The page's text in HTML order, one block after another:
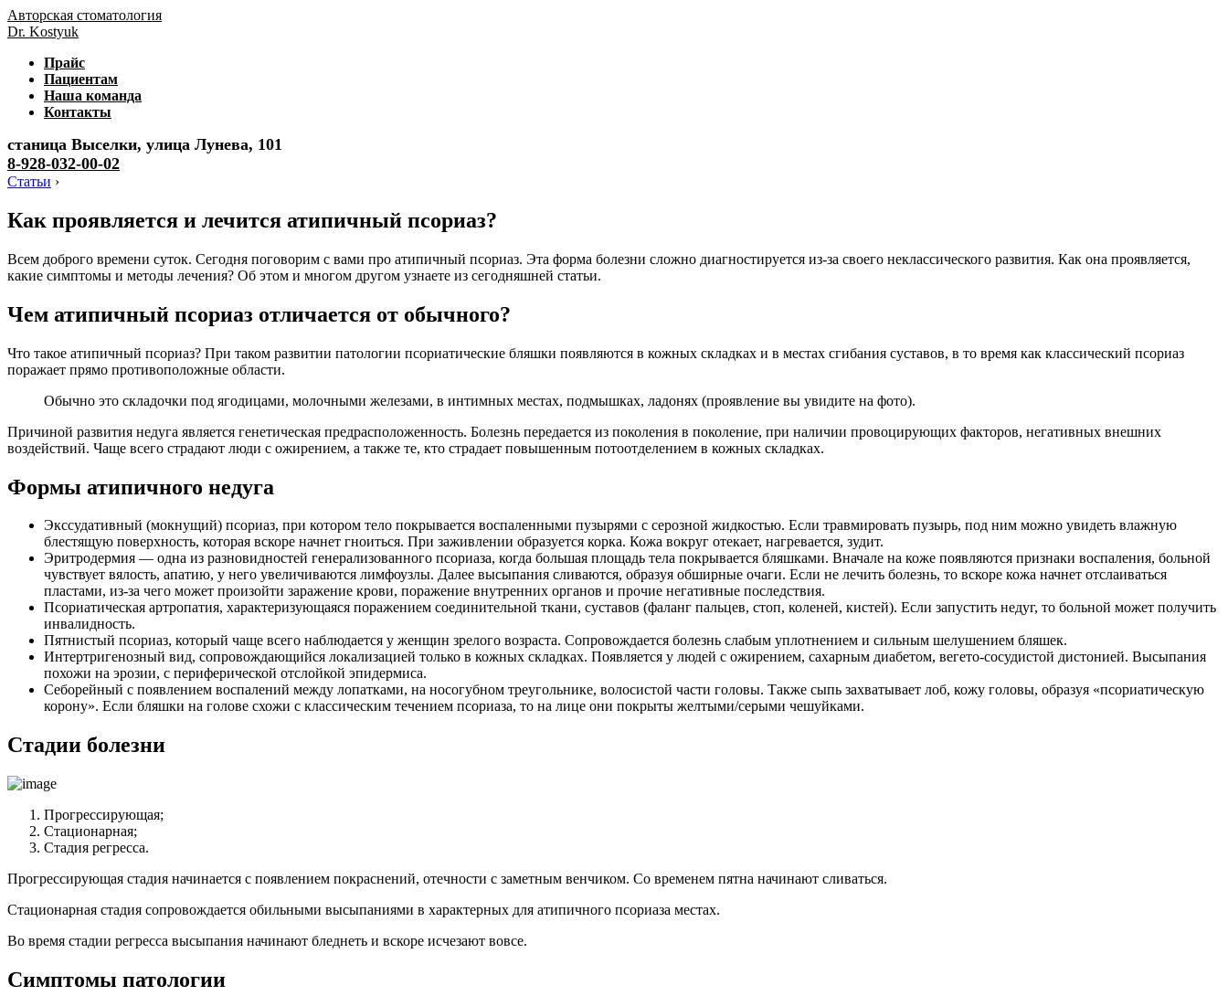
Авторская стоматология
Dr. Kostyuk
Прайс
Пациентам
Наша команда
Контакты
станица Выселки, улица Лунева, 101
8-928-032-00-02
Статьи ›
Как проявляется и лечится атипичный псориаз?
Всем доброго времени суток. Сегодня поговорим с вами про атипичный псориаз. Эта форма болезни сложно диагностируется из-за своего неклассического развития. Как она проявляется,
какие симптомы и методы лечения? Об этом и многом другом узнаете из сегодняшней статьи.
Чем атипичный псориаз отличается от обычного?
Что такое атипичный псориаз? При таком развитии патологии псориатические бляшки появляются в кожных складках и в местах сгибания суставов, в то время как классический псориаз
поражает прямо противоположные области.
Обычно это складочки под ягодицами, молочными железами, в интимных местах, подмышках, ладонях (проявление вы увидите на фото).
Причиной развития недуга является генетическая предрасположенность. Болезнь передается из поколения в поколение, при наличии провоцирующих факторов, негативных внешних
воздействий. Чаще всего страдают люди с ожирением, а также те, кто страдает повышенным потоотделением в кожных складках.
Формы атипичного недуга
Экссудативный (мокнущий) псориаз, при котором тело покрывается воспаленными пузырями с серозной жидкостью. Если травмировать пузырь, под ним можно увидеть влажную
блестящую поверхность, которая вскоре начнет гноиться. При заживлении образуется корка. Кожа вокруг отекает, нагревается, зудит.
Эритродермия — одна из разновидностей генерализованного псориаза, когда большая площадь тела покрывается бляшками. Вначале на коже появляются признаки воспаления, больной
чувствует вялость, апатию, у него увеличиваются лимфоузлы. Далее высыпания сливаются, образуя обширные очаги. Если не лечить болезнь, то вскоре кожа начнет отслаиваться
пластами, из-за чего может произойти заражение крови, поражение внутренних органов и прочие негативные последствия.
Псориатическая артропатия, характеризующаяся поражением соединительной ткани, суставов (фаланг пальцев, стоп, коленей, кистей). Если запустить недуг, то больной может получить
инвалидность.
Пятнистый псориаз, который чаще всего наблюдается у женщин зрелого возраста. Сопровождается болезнь слабым уплотнением и сильным шелушением бляшек.
Интертригенозный вид, сопровождающийся локализацией только в кожных складках. Появляется у людей с ожирением, сахарным диабетом, вегето-сосудистой дистонией. Высыпания
похожи на эрозии, с периферической отслойкой эпидермиса.
Себорейный с появлением воспалений между лопатками, на носогубном треугольнике, волосистой части головы. Также сыпь захватывает лоб, кожу головы, образуя «псориатическую
корону». Если бляшки на голове схожи с классическим течением псориаза, то на лице они покрыты желтыми/серыми чешуйками.
Стадии болезни
Прогрессирующая;
Стационарная;
Стадия регресса.
Прогрессирующая стадия начинается с появлением покраснений, отечности с заметным венчиком. Со временем пятна начинают сливаться.
Стационарная стадия сопровождается обильными высыпаниями в характерных для атипичного псориаза местах.
Во время стадии регресса высыпания начинают бледнеть и вскоре исчезают вовсе.
Симптомы патологии